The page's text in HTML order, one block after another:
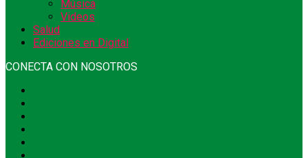
Música
Videos
Salud
Ediciones en Digital
CONECTA CON NOSOTROS